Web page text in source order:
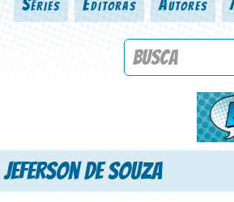
Séries Editoras Autores
Procure por
Jeferson de Souza